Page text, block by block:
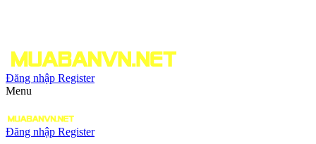
Đăng nhập Register
Menu
Đăng nhập Register